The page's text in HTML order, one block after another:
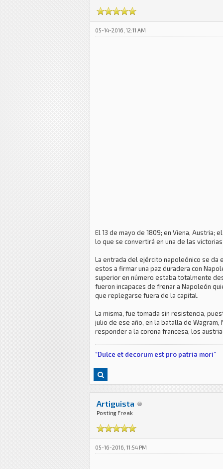
05-14-2016, 12:11 AM
El 13 de mayo de 1809; en Viena,
lo que se convertirá en una de las
La entrada del ejército napoleónico se da
estos a firmar una paz duradera con
superior en número estaba totalmente
fueron incapaces de frenar a Napoleón
que replegarse fuera de la capital.
La misma, fue tomada sin resistencia,
julio de ese año, en la batalla de
responder a la corona francesa, los
“Dulce et decorum est pro patria mori”
Artiguista
Posting Freak
05-16-2016, 11:54 PM